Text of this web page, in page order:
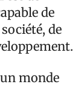
de
de
monde